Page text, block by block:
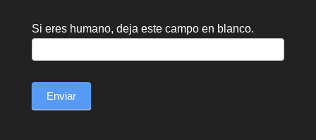
Si eres humano, deja este campo en blanco.
Enviar